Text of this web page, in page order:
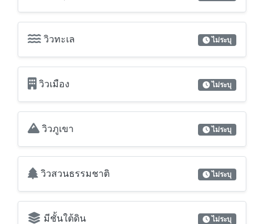
วิวทะเล ไม่ระบุ
วิวเมือง ไม่ระบุ
วิวภูเขา ไม่ระบุ
วิวสวนธรรมชาติ ไม่ระบุ
มีชั้นใต้ดิน ไม่ระบุ